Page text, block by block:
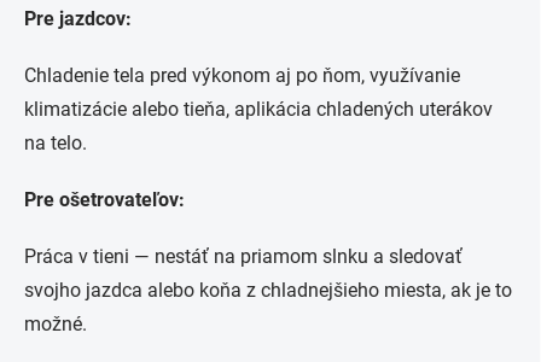
Pre jazdcov:
Chladenie tela pred výkonom aj po ňom, využívanie
klimatizácie alebo tieňa, aplikácia chladených uterákov
na telo.
Pre ošetrovateľov:
Práca v tieni — nestáť na priamom slnku a sledovať
svojho jazdca alebo koňa z chladnejšieho miesta, ak je to
možné.